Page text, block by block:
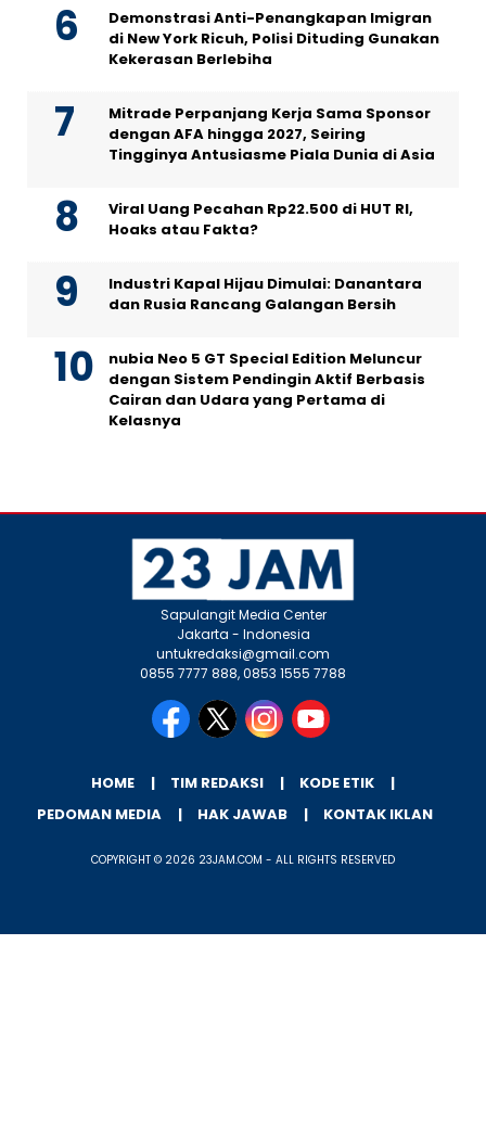
Demonstrasi Anti-Penangkapan Imigran
di New York Ricuh, Polisi Dituding Gunakan
Kekerasan Berlebiha
Mitrade Perpanjang Kerja Sama Sponsor
dengan AFA hingga 2027, Seiring
Tingginya Antusiasme Piala Dunia di Asia
Viral Uang Pecahan Rp22.500 di HUT RI,
Hoaks atau Fakta?
Industri Kapal Hijau Dimulai: Danantara
dan Rusia Rancang Galangan Bersih
nubia Neo 5 GT Special Edition Meluncur
dengan Sistem Pendingin Aktif Berbasis
Cairan dan Udara yang Pertama di
Kelasnya
Sapulangit Media Center
Jakarta - Indonesia
untukredaksi@gmail.com
0855 7777 888, 0853 1555 7788
HOME TIM REDAKSI
KODE ETIK
PEDOMAN MEDIA
HAK JAWAB KONTAK IKLAN
COPYRIGHT © 2026 23JAM.COM - ALL RIGHTS RESERVED